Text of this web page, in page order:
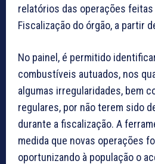
relatórios das operações
Fiscalização do órgão, a partir
No painel, é permitido
combustíveis autuados, nos
algumas irregularidades, bem
regulares, por não terem sido
durante a fiscalização. A
medida que novas operações
oportunizando à população o